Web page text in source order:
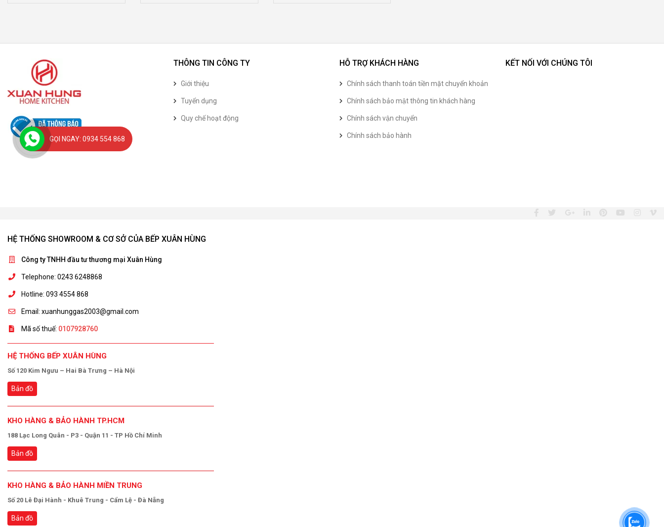
THÔNG TIN CÔNG TY
Giới thiệu
Tuyển dụng
Quy chế hoạt động
HỖ TRỢ KHÁCH HÀNG
Chính sách thanh toán tiền mặt chuyển khoản
Chính sách bảo mật thông tin khách hàng
Chính sách vận chuyển
Chính sách bảo hành
KẾT NỐI VỚI CHÚNG TÔI
HỆ THỐNG SHOWROOM & CƠ SỞ CỦA BẾP XUÂN HÙNG
Công ty TNHH đầu tư thương mại Xuân Hùng
Telephone: 0243 6248868
Hotline: 093 4554 868
Email: xuanhunggas2003@gmail.com
Mã số thuế: 0107928760
HỆ THỐNG BẾP XUÂN HÙNG
Số 120 Kim Ngưu – Hai Bà Trưng – Hà Nội
Bản đồ
KHO HÀNG & BẢO HÀNH TP.HCM
188 Lạc Long Quân - P3 - Quận 11 - TP Hồ Chí Minh
Bản đồ
KHO HÀNG & BẢO HÀNH MIỀN TRUNG
Số 20 Lê Đại Hành - Khuê Trung - Cẩm Lệ - Đà Nẵng
Bản đồ
GỌI NGAY: 0934 554 868